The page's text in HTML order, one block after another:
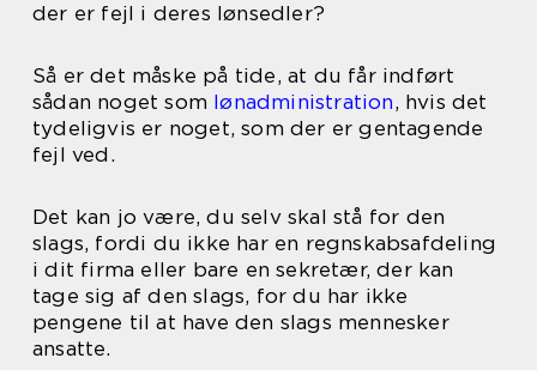
der er fejl i deres lønsedler?
Så er det måske på tide, at du får indført
sådan noget som lønadministration, hvis det
tydeligvis er noget, som der er gentagende
fejl ved.
Det kan jo være, du selv skal stå for den
slags, fordi du ikke har en regnskabsafdeling
i dit firma eller bare en sekretær, der kan
tage sig af den slags, for du har ikke
pengene til at have den slags mennesker
ansatte.